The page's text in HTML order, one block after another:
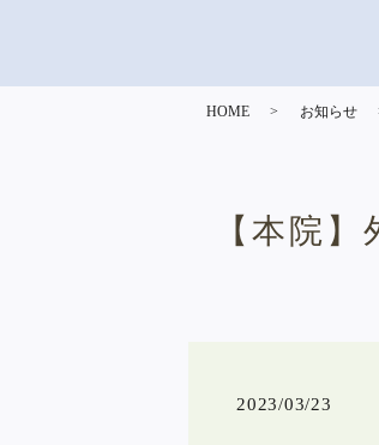
HOME お知らせ
【本院
2023/03/23